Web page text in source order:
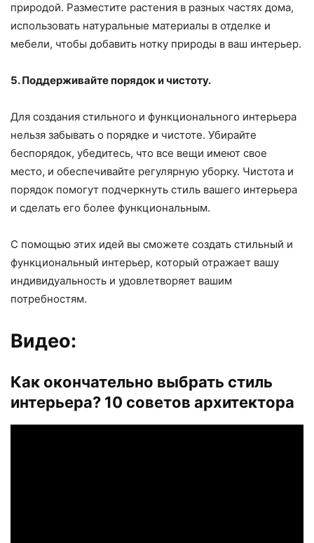
природой. Разместите растения в разных частях дома,
использовать натуральные материалы в отделке и
мебели, чтобы добавить нотку природы в ваш интерьер.
5. Поддерживайте порядок и чистоту.
Для создания стильного и функционального интерьера
нельзя забывать о порядке и чистоте. Убирайте
беспорядок, убедитесь, что все вещи имеют свое
место, и обеспечивайте регулярную уборку. Чистота и
порядок помогут подчеркнуть стиль вашего интерьера
и сделать его более функциональным.
С помощью этих идей вы сможете создать стильный и
функциональный интерьер, который отражает вашу
индивидуальность и удовлетворяет вашим
потребностям.
Видео:
Как окончательно выбрать стиль
интерьера? 10 советов архитектора